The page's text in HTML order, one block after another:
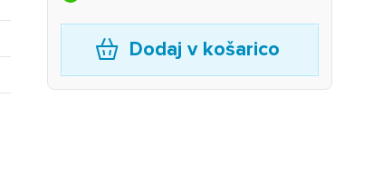
Dodaj v košarico